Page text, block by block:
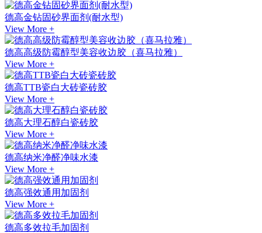
德高金钻固砂界面剂(耐水型)
View More +
德高高级防霉醇型美容收边胶（喜马拉雅）
View More +
德高TTB瓷白大砖瓷砖胶
View More +
德高大理石醇白瓷砖胶
View More +
德高纳米净醛净味水漆
View More +
德高强效通用加固剂
View More +
德高多效拉毛加固剂